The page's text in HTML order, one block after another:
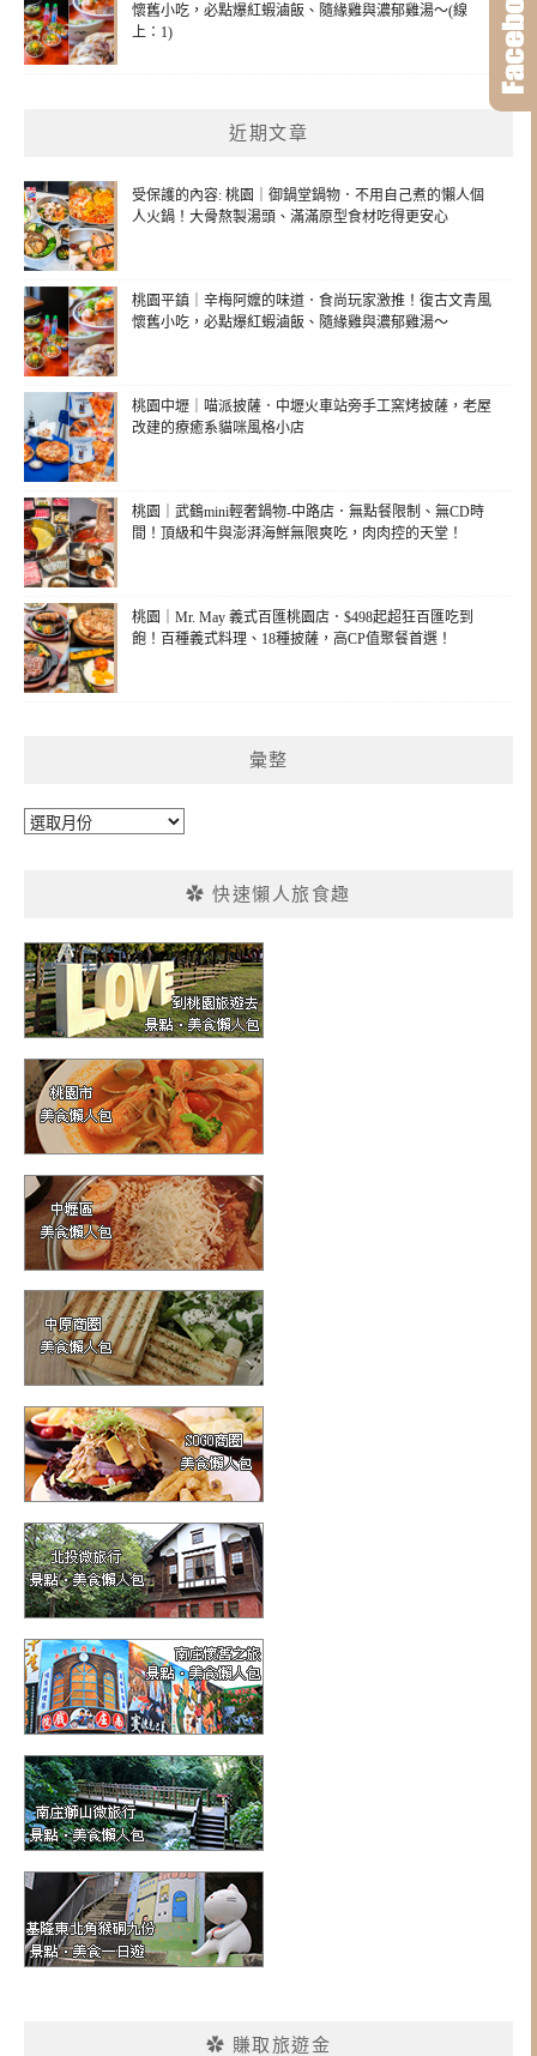
懷舊小吃，必點爆紅蝦滷飯、隨緣雞與濃郁雞湯～(線
上：1)
近期文章
受保護的內容: 桃園｜御鍋堂鍋物．不用自己煮的懶人個
人火鍋！大骨熬製湯頭、滿滿原型食材吃得更安心
桃園平鎮｜辛梅阿嬤的味道．食尚玩家激推！復古文青風
懷舊小吃，必點爆紅蝦滷飯、隨緣雞與濃郁雞湯～
桃園中壢｜喵派披薩．中壢火車站旁手工窯烤披薩，老屋
改建的療癒系貓咪風格小店
桃園｜武鶴mini輕奢鍋物-中路店．無點餐限制、無CD時
間！頂級和牛與澎湃海鮮無限爽吃，肉肉控的天堂！
桃園｜Mr. May 義式百匯桃園店．$498起超狂百匯吃到
飽！百種義式料理、18種披薩，高CP值聚餐首選！
彙整
彙
✿ 快速懶人旅食趣
✿ 賺取旅遊金